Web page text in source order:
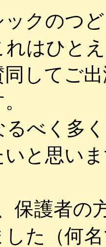
ックのつ
れはひと
してご
るべく多
と思い
保護者の
た（何